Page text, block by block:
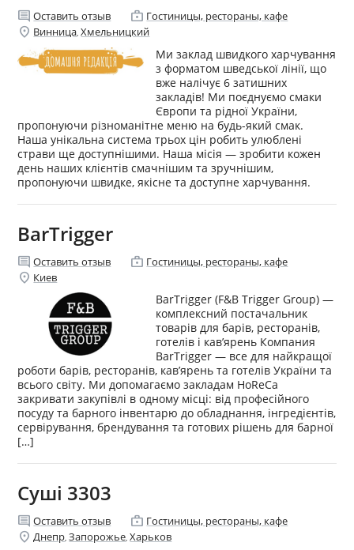
comment Оставить отзыв enterprise Гостиницы, рестораны, кафе
location_on Винница,Хмельницкий
Ми заклад швидкого харчування
з форматом шведської лінії, що
вже налічує 6 затишних
закладів! Ми поєднуємо смаки
Європи та рідної України,
пропонуючи різноманітне меню на будь-який смак.
Наша унікальна система трьох цін робить улюблені
страви ще доступнішими. Наша місія — зробити кожен
день наших клієнтів смачнішим та зручнішим,
пропонуючи швидке, якісне та доступне харчування.
BarTrigger
comment Оставить отзыв enterprise Гостиницы, рестораны, кафе
location_on Киев
BarTrigger (F&B Trigger Group) —
комплексний постачальник
товарів для барів, ресторанів,
готелів і кав’ярень Компания
BarTrigger — все для найкращої
роботи барів, ресторанів, кав’ярень та готелів України та
всього світу. Ми допомагаємо закладам HoReCa
закривати закупівлі в одному місці: від професійного
посуду та барного інвентарю до обладнання, інгредієнтів,
сервірування, брендування та готових рішень для барної
[…]
Суші 3303
comment Оставить отзыв enterprise Гостиницы, рестораны, кафе
location_on Днепр,Запорожье,Харьков